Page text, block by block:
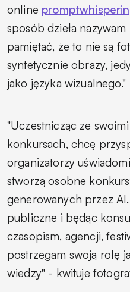
online
sposób dzieła
pamiętać, że to nie są
syntetycznie obrazy,
jako języka wizualnego."
"Uczestnicząc ze
konkursach, chcę
organizatorzy
stworzą osobne
generowanych przez
publiczne i będąc
czasopism, agencji,
postrzegam swoją rolę
wiedzy" - kwituje